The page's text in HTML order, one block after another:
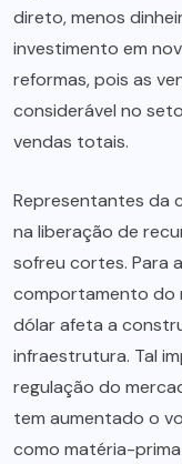
direto, menos
investimento em
reformas, pois as
considerável no
vendas totais.
Representantes da
na liberação de
sofreu cortes. Para
comportamento do
dólar afeta a
infraestrutura. Tal
regulação do
tem aumentado o
como matéria-